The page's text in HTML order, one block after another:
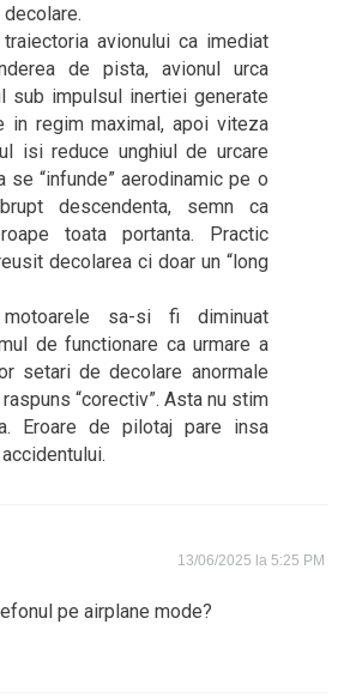
avionului ca imediat
de pista, avionul urca
sub impulsul inertiei generate
in regim maximal, apoi viteza
isi reduce unghiul de urcare
se “infunde” aerodinamic pe o
descendenta, semn ca
toata portanta. Practic
decolarea ci doar un “long
sa-si fi diminuat
de functionare ca urmare a
setari de decolare anormale
“corectiv”. Asta nu stim
Eroare de pilotaj pare insa
13/06/2025 la 5:25 PM
pe airplane mode?